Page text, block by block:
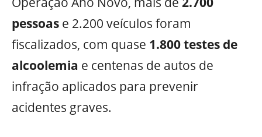
pessoas e 2.200 veículos foram
fiscalizados, com quase 1.800 testes de
alcoolemia e centenas de autos de
infração aplicados para prevenir
acidentes graves.